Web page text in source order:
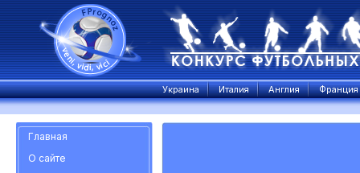
Украина Италия Англия Франция
Главная
О сайте